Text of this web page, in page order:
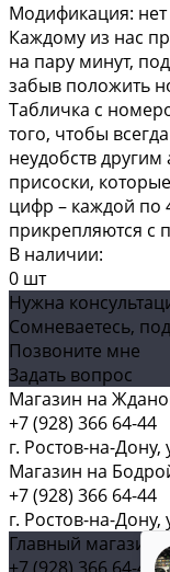
Модификация: нет
Каждому из нас
на пару минут,
забыв положить
Табличка с
того, чтобы
неудобств
присоски,
цифр – каждой по
прикрепляются с
В наличии:
0 шт
Нужна
Сомневаетесь,
Позвоните мне
Задать вопрос
Магазин на
+7 (928) 366 64-44
г. Ростов-на-
Магазин на
+7 (928) 366 64-44
г. Ростов-на-Дону,
Главный магазин